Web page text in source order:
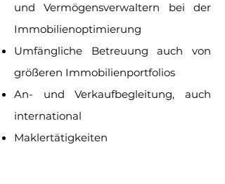
und Vermögensverwaltern bei der
Immobilienoptimierung
Umfängliche Betreuung auch von
größeren Immobilienportfolios
An- und Verkaufbegleitung, auch
international
Maklertätigkeiten